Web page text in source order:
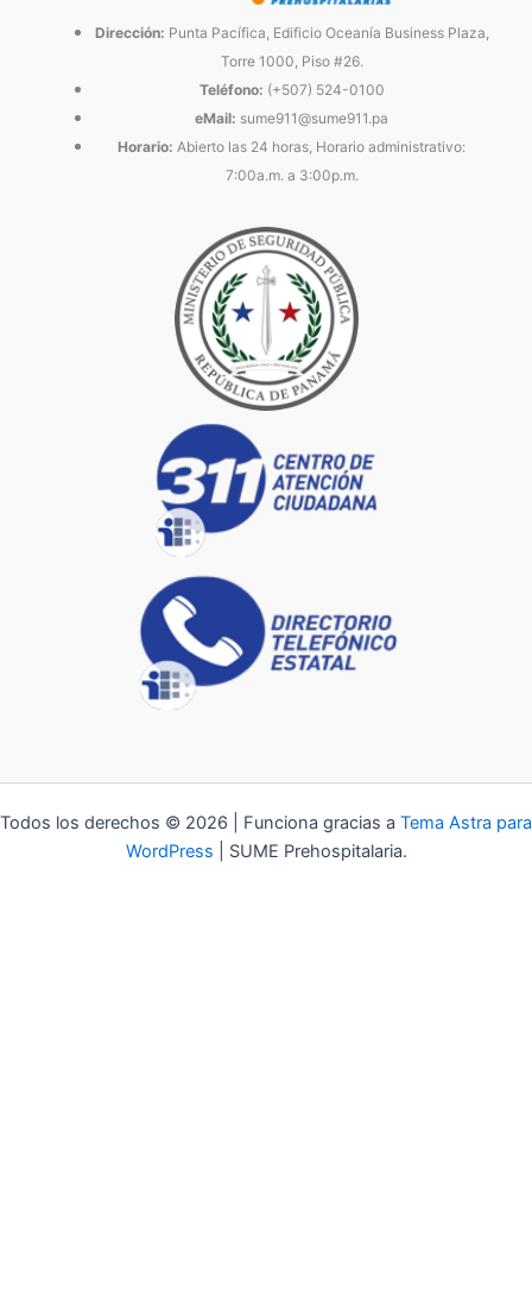
Dirección: Punta Pacífica, Edificio Oceanía Business Plaza,
Torre 1000, Piso #26.
Teléfono: (+507) 524-0100
eMail: sume911@sume911.pa
Horario: Abierto las 24 horas, Horario administrativo:
7:00a.m. a 3:00p.m.
Todos los derechos © 2026 | Funciona gracias a Tema Astra para
WordPress | SUME Prehospitalaria.